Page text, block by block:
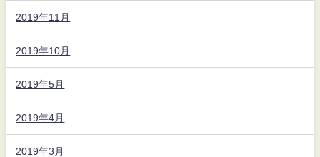
2019年11月
2019年10月
2019年5月
2019年4月
2019年3月